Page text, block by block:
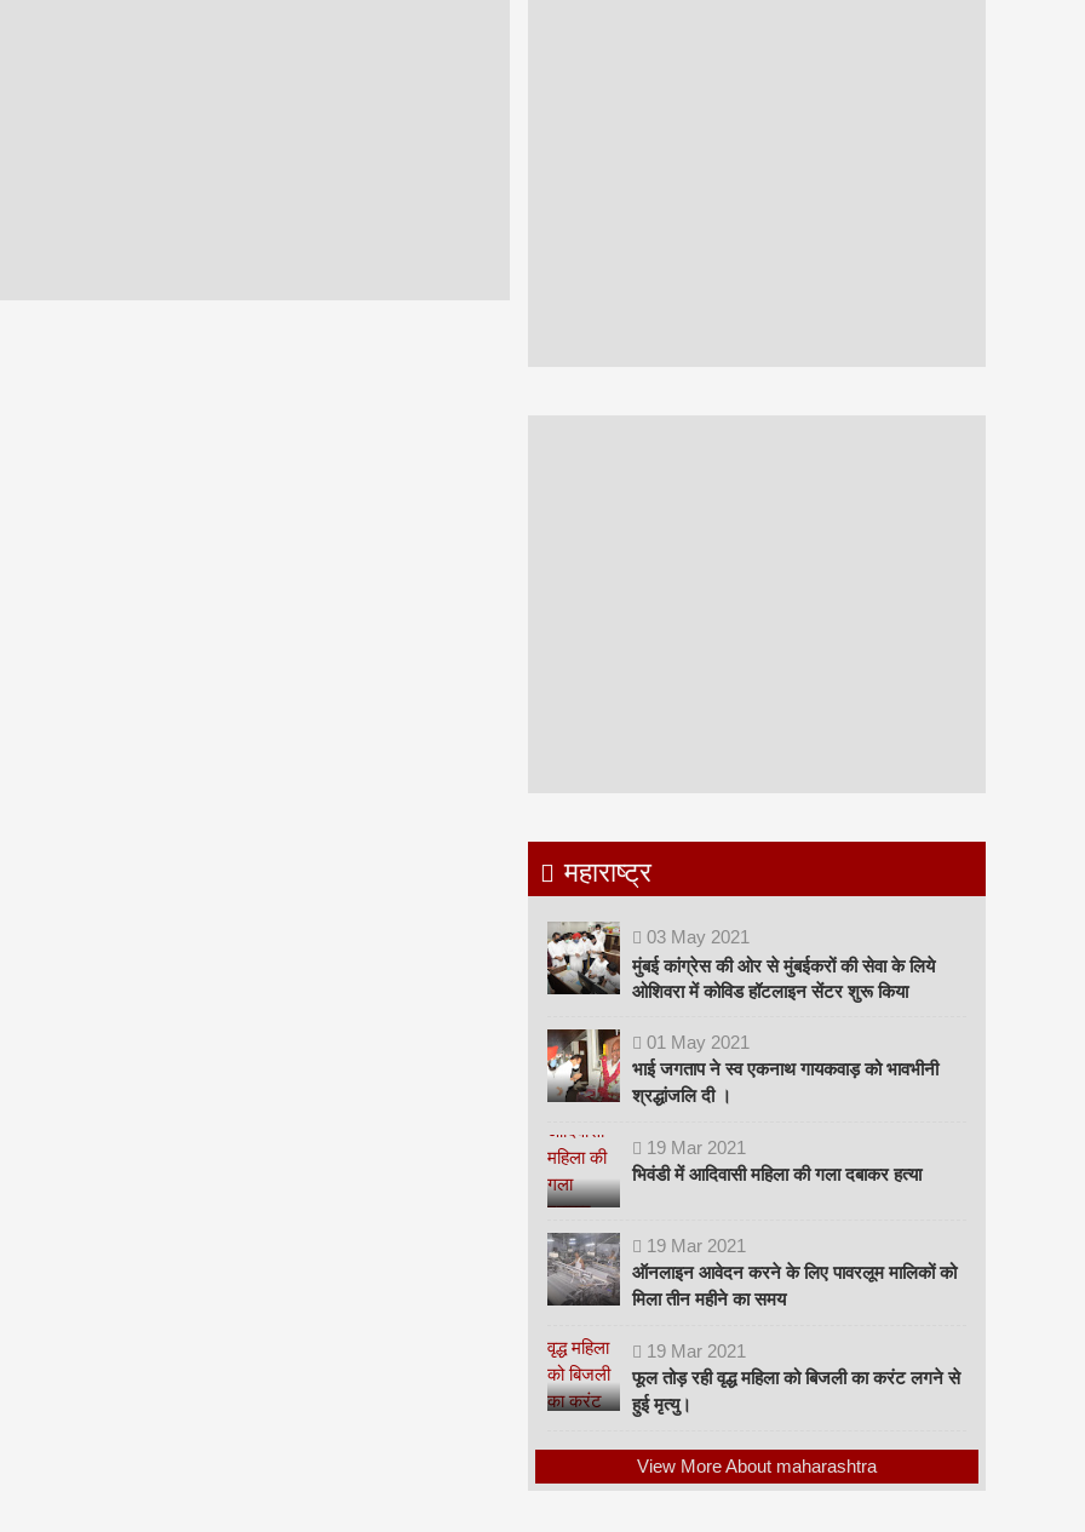
महाराष्ट्र
03 May 2021
मुंबई कांग्रेस की ओर से मुंबईकरों की सेवा के लिये
ओशिवरा में कोविड हॉटलाइन सेंटर शुरू किया
01 May 2021
भाई जगताप ने स्व एकनाथ गायकवाड़ को भावभीनी
श्रद्धांजलि दी ।
19 Mar 2021
भिवंडी में आदिवासी महिला की गला दबाकर हत्या
19 Mar 2021
ऑनलाइन आवेदन करने के लिए पावरलूम मालिकों को
मिला तीन महीने का समय
19 Mar 2021
फूल तोड़ रही वृद्ध महिला को बिजली का करंट लगने से
हुई मृत्यु।
View More About maharashtra